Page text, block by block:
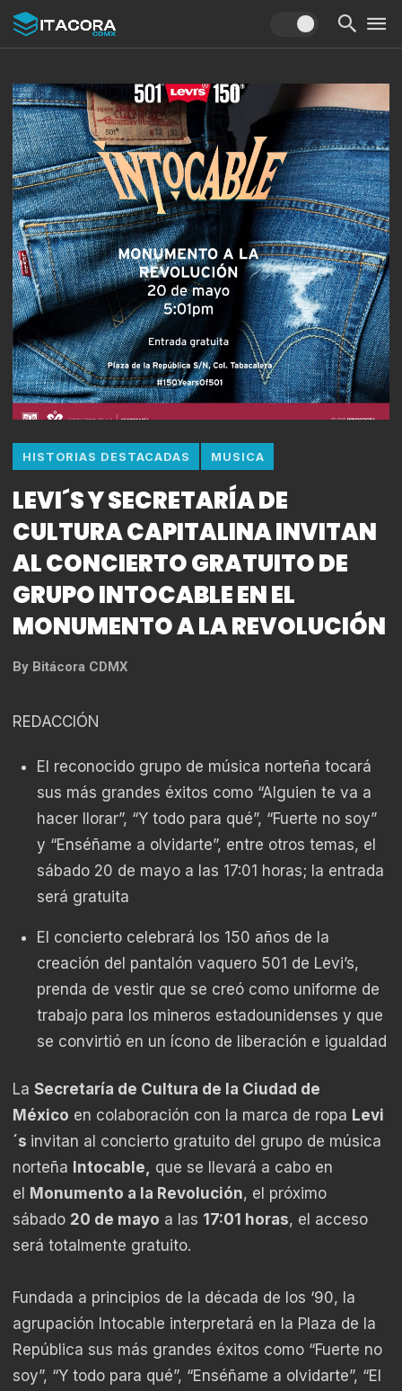
HISTORIAS DESTACADAS MUSICA
LEVI´S Y SECRETARÍA DE
CULTURA CAPITALINA INVITAN
AL CONCIERTO GRATUITO DE
GRUPO INTOCABLE EN EL
MONUMENTO A LA REVOLUCIÓN
By Bitácora CDMX
REDACCIÓN
El reconocido grupo de música norteña tocará
sus más grandes éxitos como “Alguien te va a
hacer llorar”, “Y todo para qué”, “Fuerte no soy”
y “Enséñame a olvidarte”, entre otros temas, el
sábado 20 de mayo a las 17:01 horas; la entrada
será gratuita
El concierto celebrará los 150 años de la
creación del pantalón vaquero 501 de Levi’s,
prenda de vestir que se creó como uniforme de
trabajo para los mineros estadounidenses y que
se convirtió en un ícono de liberación e igualdad
La Secretaría de Cultura de la Ciudad de
México en colaboración con la marca de ropa Levi
´s invitan al concierto gratuito del grupo de música
norteña Intocable,
que se llevará a cabo en
el Monumento a la Revolución, el próximo
sábado 20 de mayo a las 17:01 horas, el acceso
será totalmente gratuito.
Fundada a principios de la década de los ‘90, la
agrupación Intocable interpretará en la Plaza de la
República sus más grandes éxitos como “Fuerte no
soy”, “Y todo para qué”, “Enséñame a olvidarte”, “El